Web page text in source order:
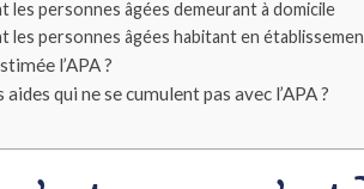
les personnes âgées demeurant à domicile
les personnes âgées habitant en
l’APA ?
qui ne se cumulent pas avec l’APA ?